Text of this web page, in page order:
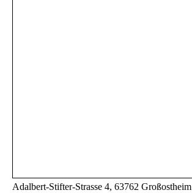
Adalbert-Stifter-Strasse 4, 63762 Großostheim